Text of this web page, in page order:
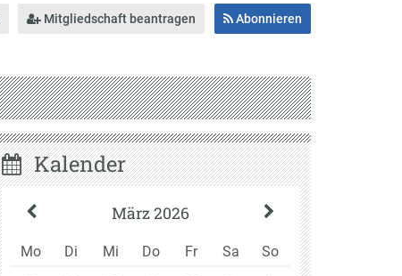
Mitgliedschaft beantragen Abonnieren
Kalender
März 2026
Mo Di Mi Do Fr Sa
So